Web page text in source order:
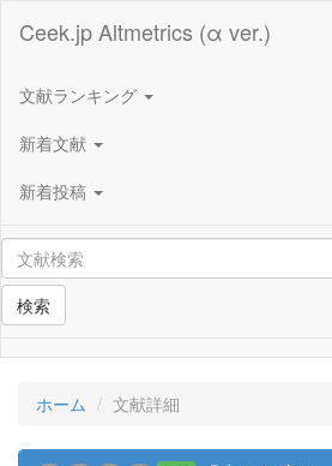
Ceek.jp Altmetrics (α ver.)
文献ランキング
新着文献
新着投稿
検索
ホーム 文献詳細